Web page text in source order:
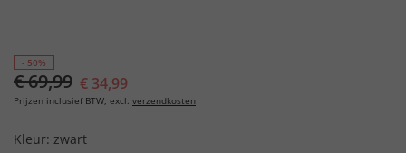
- 50%
€ 69,99 € 34,99
Prijzen inclusief BTW, excl. verzendkosten
Kleur: zwart